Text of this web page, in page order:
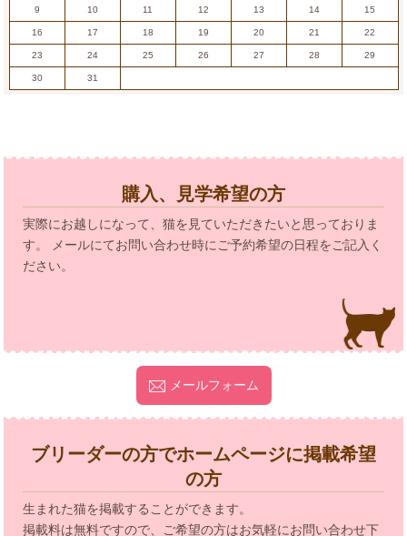
9 10 11 12 13 14 15
16 17 18 19 20 21 22
23 24 25 26 27 28 29
30 31
購入、見学希望の方
実際にお越しになって、猫を見ていただきたいと思っておりま
す。 メールにてお問い合わせ時にご予約希望の日程をご記入く
ださい。
メールフォーム
ブリーダーの方でホームページに掲載希望
の方
生まれた猫を掲載することができます。
掲載料は無料ですので、ご希望の方はお気軽にお問い合わせ下